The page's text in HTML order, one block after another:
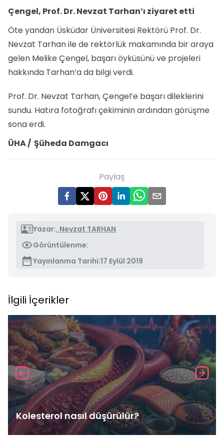
Çengel, Prof. Dr. Nevzat Tarhan’ı ziyaret etti
Öte yandan Üsküdar Üniversitesi Rektörü Prof. Dr.
Nevzat Tarhan ile de rektörlük makamında bir araya
gelen Melike Çengel, başarı öyküsünü ve projeleri
hakkında Tarhan’a da bilgi verdi.
Prof. Dr. Nevzat Tarhan, Çengel’e başarı dileklerini
sundu. Hatıra fotoğrafı çekiminin ardından görüşme
sona erdi.
ÜHA / Şüheda Damgacı
Paylaş
Yazar:. Nevzat TARHAN
Görüntülenme:
Yayınlanma Tarihi:17 Eylül 2019
İlgili İçerikler
Kolesterol nasıl düşürülür?